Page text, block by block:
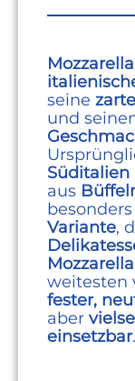
Mozzarella
seine
und
Süditalien
aus
besonders
Variante,
weitesten
fester,
aber
einsetzbar.